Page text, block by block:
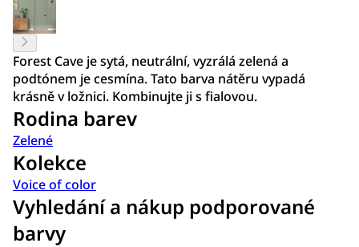
Forest Cave je sytá, neutrální, vyzrálá zelená a
podtónem je cesmína. Tato barva nátěru vypadá
krásně v ložnici. Kombinujte ji s fialovou.
Rodina barev
Zelené
Kolekce
Voice of color
Vyhledání a nákup podporované
barvy